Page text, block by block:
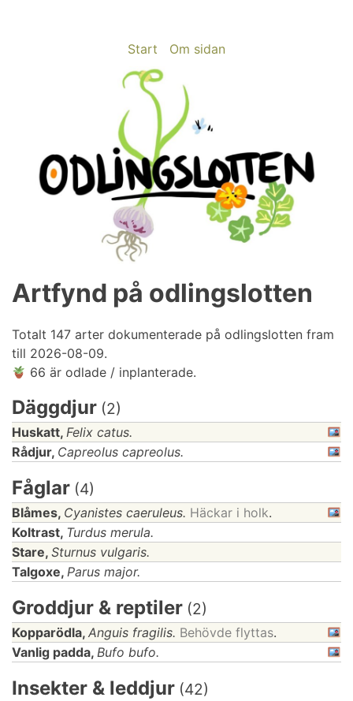
Start Om sidan
odlingslotten.com
Odling på 200 kvm i Stockholms utkant
Artfynd på odlingslotten
Totalt 147 arter dokumenterade på odlingslotten fram
till 2026-08-09.
66 är odlade / inplanterade.
Däggdjur (2)
Huskatt, Felix catus.
Rådjur, Capreolus capreolus.
Fåglar (4)
Blåmes, Cyanistes caeruleus. Häckar i holk.
Koltrast, Turdus merula.
Stare, Sturnus vulgaris.
Talgoxe, Parus major.
Groddjur & reptiler (2)
Kopparödla, Anguis fragilis. Behövde flyttas.
Vanlig padda, Bufo bufo.
Insekter & leddjur (42)